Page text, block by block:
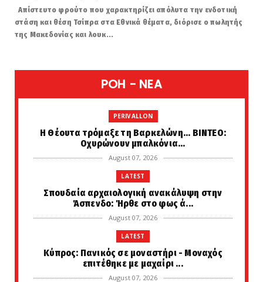
Απίστευτο φρούτο που χαρακτηρίζει απόλυτα την ενδοτική
στάση και θέση Τσίπρα στα Εθνικά θέματα, διόρισε ο πωλητής
της Μακεδονίας και λουκ...
POH - NEA
PERIVALLON
H Θέουτα τρόμαξε τη Βαρκελώνη... ΒΙΝΤΕΟ:
Οχυρώνουν μπαλκόνια...
August 07, 2026
LATEST
Σπουδαία αρχαιολογική ανακάλυψη στην
Άσπενδο: Ήρθε στο φως ά...
August 07, 2026
LATEST
Κύπρος: Πανικός σε μοναστήρι - Μοναχός
επιτέθηκε με μαχαίρι ...
August 07, 2026